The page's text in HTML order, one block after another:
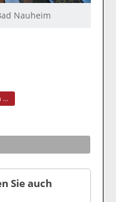
Nauheim
...
Sie auch